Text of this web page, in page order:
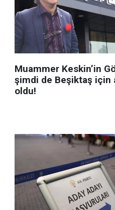
Muammer Keskin’in
şimdi de Beşiktaş için
oldu!